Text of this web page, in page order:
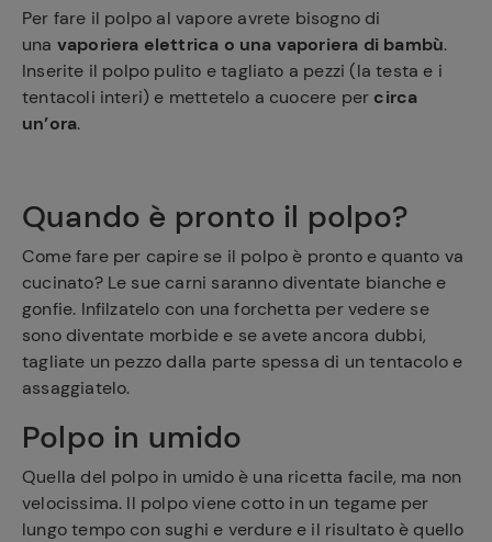
Per fare il polpo al vapore avrete bisogno di
una vaporiera elettrica o una vaporiera di bambù.
Inserite il polpo pulito e tagliato a pezzi (la testa e i
tentacoli interi) e mettetelo a cuocere per circa
un’ora.
Quando è pronto il polpo?
Come fare per capire se il polpo è pronto e quanto va
cucinato? Le sue carni saranno diventate bianche e
gonfie. Infilzatelo con una forchetta per vedere se
sono diventate morbide e se avete ancora dubbi,
tagliate un pezzo dalla parte spessa di un tentacolo e
assaggiatelo.
Polpo in umido
Quella del polpo in umido è una ricetta facile, ma non
velocissima. Il polpo viene cotto in un tegame per
lungo tempo con sughi e verdure e il risultato è quello
Ricette